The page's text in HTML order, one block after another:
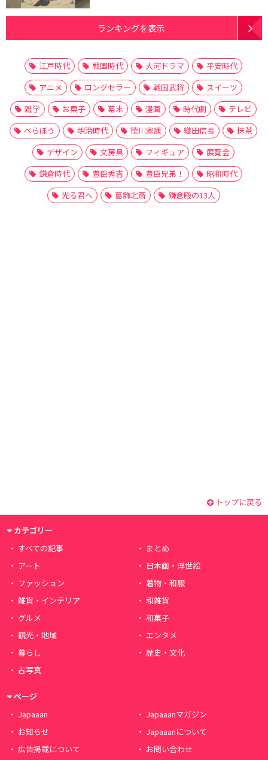
ランキングを表示
江戸時代 戦国時代 大河ドラマ
平安時代
アニメ
ロングセラー 戦国武将
スイーツ
雑学
お菓子 幕末 漫画 時代劇
テレビ
べらぼう
明治時代 徳川家康 織田信長
抹茶
デザイン
文房具 フィギュア
展覧会
鎌倉時代
豊臣秀吉 豊臣兄弟！
昭和時代
光る君へ
葛飾北斎 鎌倉殿の13人
トップに戻る
カテゴリー
すべての記事
まとめ
アート
日本画・浮世絵
ファッション
着物・和服
雑貨・インテリア
和雑貨
グルメ
和菓子
観光・地域
エンタメ
暮らし
歴史・文化
古写真
ページ
Japaaan
Japaaanマガジン
お知らせ
Japaaanについて
広告掲載について
お問い合わせ